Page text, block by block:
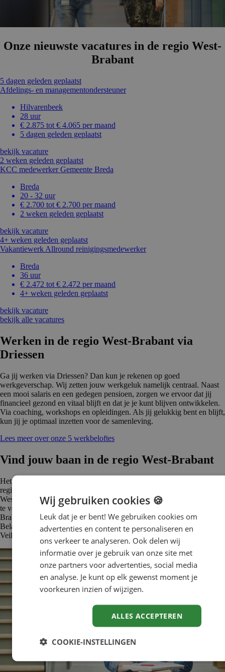
Onze nieuwste vacatures in de regio West-
Brabant
5 dagen geleden geplaatst
Afdelings- en managementondersteuner
Hilvarenbeek
28 uur
€ 2.875 tot € 4.065 per maand
5 dagen geleden geplaatst
bekijk vacature
2 weken geleden geplaatst
KCC medewerker Gemeente Breda
Breda
20 - 32 uur
€ 2.700 tot € 2.700 per maand
2 weken geleden geplaatst
bekijk vacature
4+ weken geleden geplaatst
Vakantiewerk Allround reinigingsmedewerker
Breda
36 uur
€ 2.472 tot € 2.472 per maand
4+ weken geleden geplaatst
bekijk vacature
bekijk alle vacatures
Werken in de regio West-Brabant via
Driessen
Ga jij werken via Driessen? Dan kun je rekenen op goed
werkgeverschap. Wij zetten jouw werkgeluk namelijk centraal. Naast
een mooi salaris en een gedegen pensioen, zorgen we ervoor dat jij
financieel gezond en vitaal blijft en dat je je kunt blijven ontwikkelen.
Via coaching, workshops en opleidingen. Als jij gelukkig bent en blijft,
kun jij je optimaal inzetten voor de samenleving.
Lees meer over onze 5 werkbeloftes
Vind jouw baan in de regio West-Brabant
Het bedrijfsleven, het onderwijs en de overheidsorganisaties in de
regio West-Brabant werken nauw samen om ervoor te zorgen dat
West-Brabant een fijne regio is en blijft om in te werken, te wonen en
te verblijven. Wil jij bijdragen aan de samenleving in de regio West-
Brabant? Ga aan de slag bij een gemeente, bij de
Belastingsamenwerking West-Brabant, bij de Omgevingsdienst of de
Veiligheidsregio Midden- en West-Brabant.
Wij gebruiken cookies 🍪
Leuk dat je er bent! We gebruiken cookies om
advertenties en content te personaliseren en
ons verkeer te analyseren. Ook delen wij
informatie over je gebruik van onze site met
onze partners voor advertenties, social media
en analyse. Je kunt op elk gewenst moment je
voorkeuren inzien of wijzigen.
ALLES ACCEPTEREN
COOKIE-INSTELLINGEN